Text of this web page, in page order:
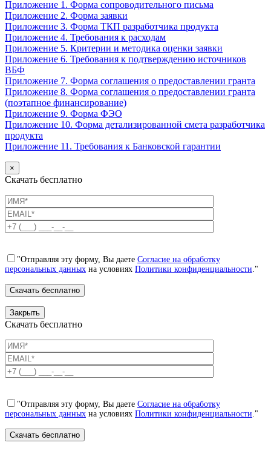
Приложение 1. Форма сопроводительного письма
Приложение 2. Форма заявки
Приложение 3. Форма ТКП разработчика продукта
Приложение 4. Требования к расходам
Приложение 5. Критерии и методика оценки заявки
Приложение 6. Требования к подтверждению источников
ВБФ
Приложение 7. Форма соглашения о предоставлении гранта
Приложение 8. Форма соглашения о предоставлении гранта
(поэтапное финансирование)
Приложение 9. Форма ФЭО
Приложение 10. Форма детализированной смета разработчика
продукта
Приложение 11. Требования к Банковской гарантии
×
Скачать бесплатно
"Отправляя эту форму, Вы даете Согласие на обработку
персональных данных на условиях Политики конфиденциальности ."
Закрыть
Скачать бесплатно
"Отправляя эту форму, Вы даете Согласие на обработку
персональных данных на условиях Политики конфиденциальности ."